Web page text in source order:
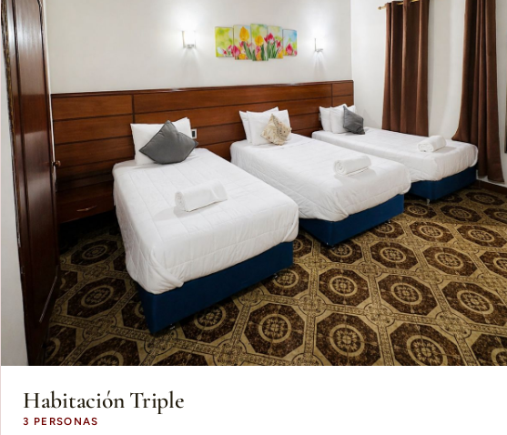
Habitación Triple
3 PERSONAS